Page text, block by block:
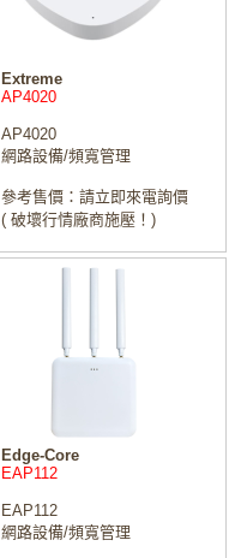
Extreme
AP4020
AP4020
網路設備/頻寬管理
參考售價：請立即來電詢價
( 破壞行情廠商施壓！)
Edge-Core
EAP112
EAP112
網路設備/頻寬管理